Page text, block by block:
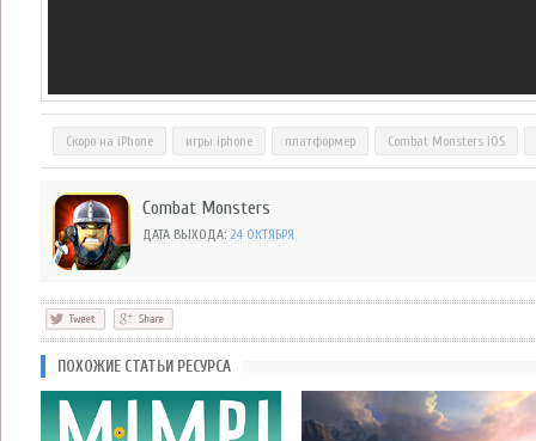
Скоро на iPhone игры iphone платформер Combat Monsters iOS
Combat Monsters
ДАТА ВЫХОДА: 24 ОКТЯБРЯ
ПОХОЖИЕ СТАТЬИ РЕСУРСА